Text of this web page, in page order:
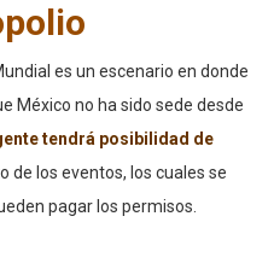
es un escenario en donde
México no ha sido sede desde
tendrá posibilidad de
de los eventos, los cuales se
pagar los permisos.